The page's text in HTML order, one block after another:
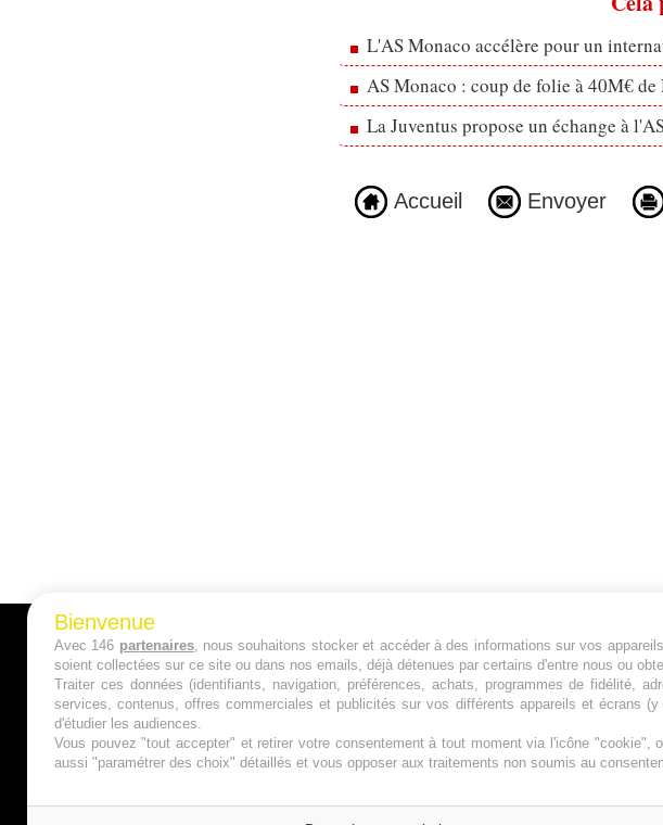
L'AS Monaco accélère pour un
AS Monaco : coup de folie à 40M€
La Juventus propose un échange à
Accueil Envoyer
A PROPOS
Qui sommes nous ?
Mentions Légales
des
Plan du site
Bienvenue
Avec 146 partenaires, nous souhaitons stocker et accéder à des informations sur vos
soient collectées sur ce site ou dans nos emails, déjà détenues par certains d'entre nous ou
Traiter ces données (identifiants, navigation, préférences, achats, programmes de fidélité,
services, contenus, offres commerciales et publicités sur vos différents appareils et écrans
d'étudier les audiences.
Vous pouvez "tout accepter" et retirer votre consentement à tout moment via l'icône
aussi "paramétrer des choix" détaillés et vous opposer aux traitements non soumis au